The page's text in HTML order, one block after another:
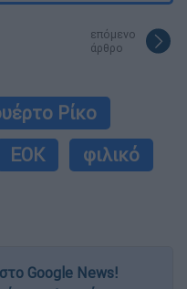
επόμενο
άρθρο
Ρίκο
ΕΟΚ
φιλικό
Google News!